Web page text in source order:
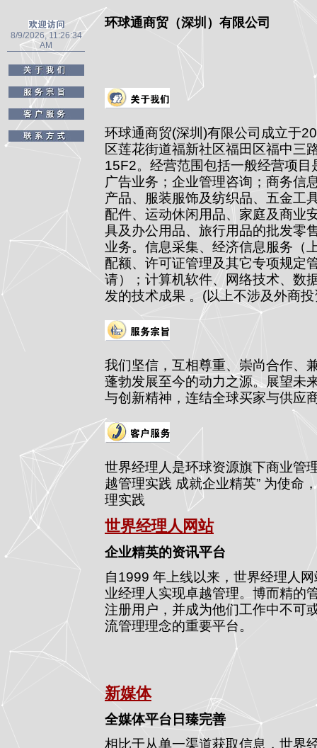
8/9/2026, 11:26:34
AM
环球通商贸（深圳）有限公司
环球通商贸(深圳)有限公司成立于
区莲花街道福新社区福田区福中三
15F2。经营范围包括一般经营项
广告业务；企业管理咨询；商务信
产品、服装服饰及纺织品、五金工
配件、运动休闲用品、家庭及商业
具及办公用品、旅行用品的批发零
业务。信息采集、经济信息服务（
配额、许可证管理及其它专项规定
请）；计算机软件、网络技术、数
发的技术成果 。(以上不涉及外商
我们坚信，互相尊重、崇尚合作、
蓬勃发展至今的动力之源。展望未
与创新精神，连结全球买家与供应
世界经理人是环球资源旗下商业管
越管理实践 成就企业精英” 为使命
理实践
世界经理人网站
企业精英的资讯平台
自1999 年上线以来，世界经理人网
业经理人实现卓越管理。博而精的
注册用户，并成为他们工作中不可
流管理理念的重要平台。
新媒体
全媒体平台日臻完善
相比于从单一渠道获取信息，世界